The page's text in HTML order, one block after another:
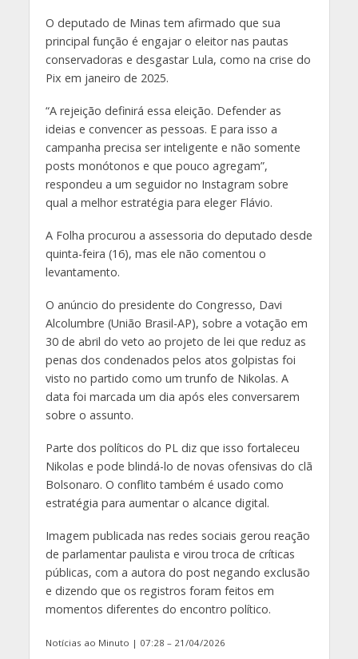
O deputado de Minas tem afirmado que sua
principal função é engajar o eleitor nas pautas
conservadoras e desgastar Lula, como na crise do
Pix em janeiro de 2025.
“A rejeição definirá essa eleição. Defender as
ideias e convencer as pessoas. E para isso a
campanha precisa ser inteligente e não somente
posts monótonos e que pouco agregam”,
respondeu a um seguidor no Instagram sobre
qual a melhor estratégia para eleger Flávio.
A Folha procurou a assessoria do deputado desde
quinta-feira (16), mas ele não comentou o
levantamento.
O anúncio do presidente do Congresso, Davi
Alcolumbre (União Brasil-AP), sobre a votação em
30 de abril do veto ao projeto de lei que reduz as
penas dos condenados pelos atos golpistas foi
visto no partido como um trunfo de Nikolas. A
data foi marcada um dia após eles conversarem
sobre o assunto.
Parte dos políticos do PL diz que isso fortaleceu
Nikolas e pode blindá-lo de novas ofensivas do clã
Bolsonaro. O conflito também é usado como
estratégia para aumentar o alcance digital.
Imagem publicada nas redes sociais gerou reação
de parlamentar paulista e virou troca de críticas
públicas, com a autora do post negando exclusão
e dizendo que os registros foram feitos em
momentos diferentes do encontro político.
Notícias ao Minuto | 07:28 – 21/04/2026